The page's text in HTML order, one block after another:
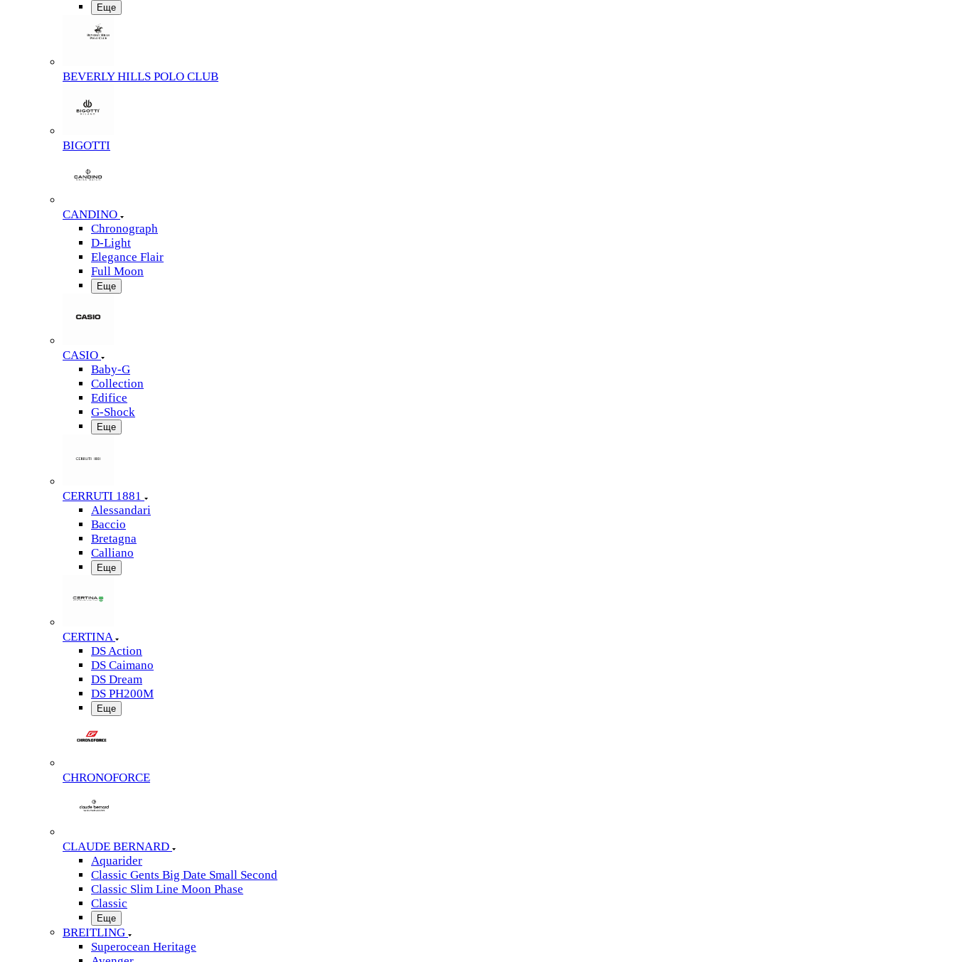
Еще
BEVERLY HILLS POLO CLUB
BIGOTTI
CANDINO
Chronograph
D-Light
Elegance Flair
Full Moon
Еще
CASIO
Baby-G
Collection
Edifice
G-Shock
Еще
CERRUTI 1881
Alessandari
Baccio
Bretagna
Calliano
Еще
CERTINA
DS Action
DS Caimano
DS Dream
DS PH200M
Еще
CHRONOFORCE
CLAUDE BERNARD
Aquarider
Classic Gents Big Date Small Second
Classic Slim Line Moon Phase
Classic
Еще
BREITLING
Superocean Heritage